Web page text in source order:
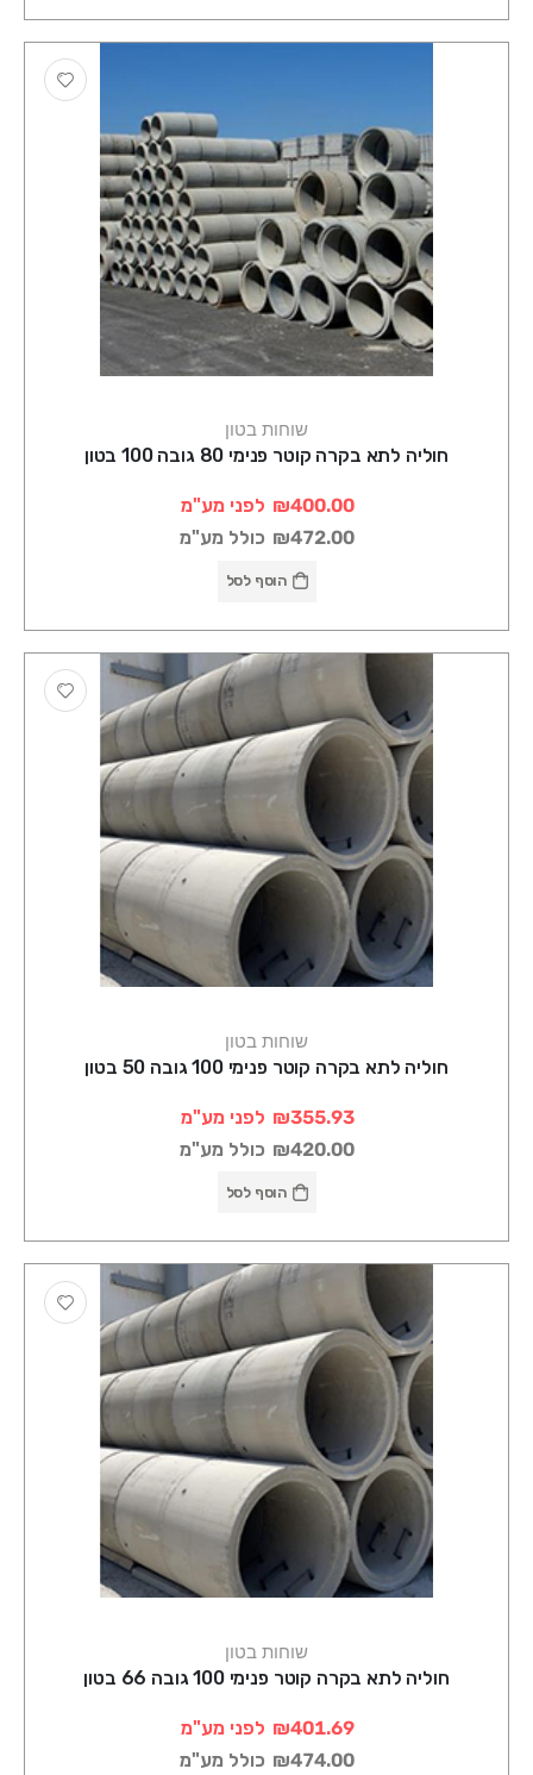
שוחות בטון
חוליה לתא בקרה קוטר פנימי 80 גובה 100 בטון
₪400.00 לפני מע"מ
₪472.00 כולל מע"מ
הוסף לסל
שוחות בטון
חוליה לתא בקרה קוטר פנימי 100 גובה 50 בטון
₪355.93 לפני מע"מ
₪420.00 כולל מע"מ
הוסף לסל
שוחות בטון
חוליה לתא בקרה קוטר פנימי 100 גובה 66 בטון
₪401.69 לפני מע"מ
₪474.00 כולל מע"מ